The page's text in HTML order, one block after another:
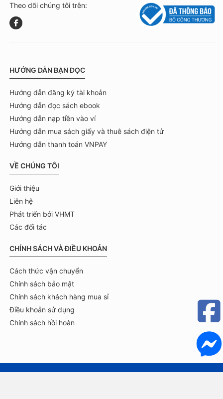
Theo dõi chúng tôi trên:
HƯỚNG DẪN BẠN ĐỌC
Hướng dẫn đăng ký tài khoản
Hướng dẫn đọc sách ebook
Hướng dẫn nạp tiền vào ví
Hướng dẫn mua sách giấy và thuê sách điện tử
Hướng dẫn thanh toán VNPAY
VỀ CHÚNG TÔI
Giới thiệu
Liên hệ
Phát triển bởi VHMT
Các đối tác
CHÍNH SÁCH VÀ ĐIỀU KHOẢN
Cách thức vận chuyển
Chính sách bảo mật
Chính sách khách hàng mua sỉ
Điều khoản sử dụng
Chính sách hồi hoàn